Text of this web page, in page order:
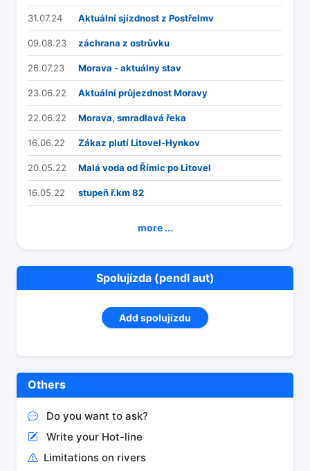
31.07.24 Aktuální sjízdnost z Postřelmv
09.08.23 záchrana z ostrůvku
26.07.23 Morava - aktuálny stav
23.06.22 Aktuální průjezdnost Moravy
22.06.22 Morava, smradlavá řeka
16.06.22 Zákaz plutí Litovel-Hynkov
20.05.22 Malá voda od Římic po Litovel
16.05.22 stupeň ř.km 82
more ...
Spolujízda (pendl aut)
Add spolujízdu
Others
Do you want to ask?
Write your Hot-line
Limitations on rivers